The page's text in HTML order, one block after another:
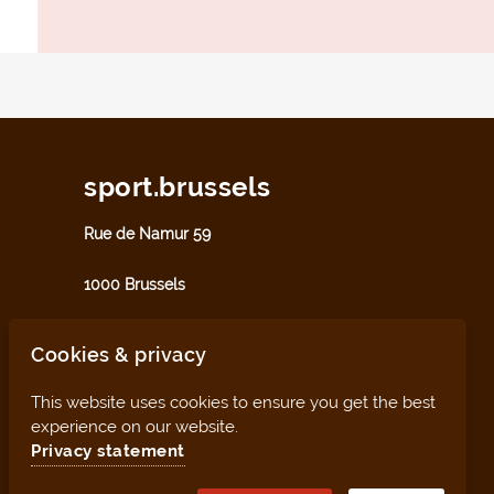
sport.brussels
Rue de Namur 59
1000 Brussels
Cookies & privacy
This website uses cookies to ensure you get the best
experience on our website.
Privacy statement